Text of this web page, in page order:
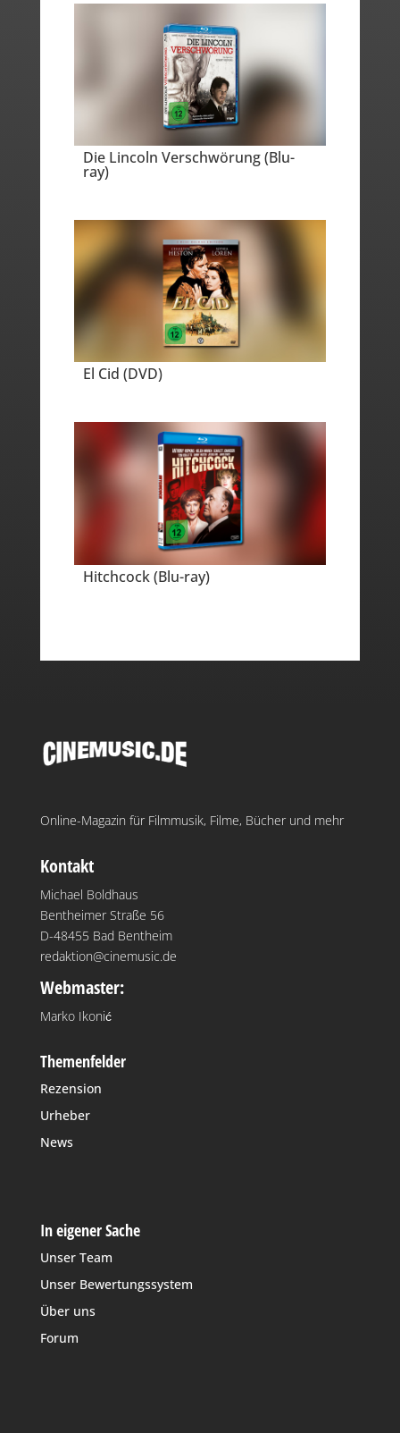
Die Lincoln Verschwörung (Blu-
ray)
El Cid (DVD)
Hitchcock (Blu-ray)
Online-Magazin für Filmmusik, Filme, Bücher und mehr
Kontakt
Michael Boldhaus
Bentheimer Straße 56
D-48455 Bad Bentheim
redaktion@cinemusic.de
Webmaster:
Marko Ikonić
Themenfelder
Rezension
Urheber
News
In eigener Sache
Unser Team
Unser Bewertungssystem
Über uns
Forum